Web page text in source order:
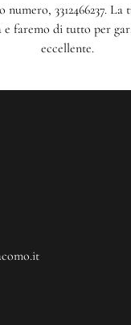
3312466237. La
faremo di tutto per
eccellente.